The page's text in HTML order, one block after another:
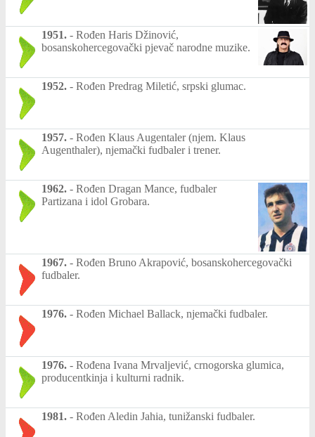
1951. - Rođen Haris Džinović,
bosanskohercegovački pjevač narodne muzike.
1952. - Rođen Predrag Miletić, srpski glumac.
1957. - Rođen Klaus Augentaler (njem. Klaus
Augenthaler), njemački fudbaler i trener.
1962. - Rođen Dragan Mance, fudbaler
Partizana i idol Grobara.
1967. - Rođen Bruno Akrapović, bosanskohercegovački
fudbaler.
1976. - Rođen Michael Ballack, njemački fudbaler.
1976. - Rođena Ivana Mrvaljević, crnogorska glumica,
producentkinja i kulturni radnik.
1981. - Rođen Aledin Jahia, tunižanski fudbaler.